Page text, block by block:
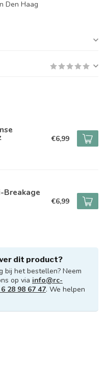
Den Haag
€6,99
Breakage
€6,99
dit product?
bij het bestellen? Neem
op via info@rc-
28 98 67 47. We helpen